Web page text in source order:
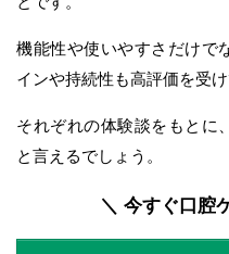
機能性や使いやすさだけで
インや持続性も高評価を受
それぞれの体験談をもとに
と言えるでしょう。
＼ 今すぐ口腔